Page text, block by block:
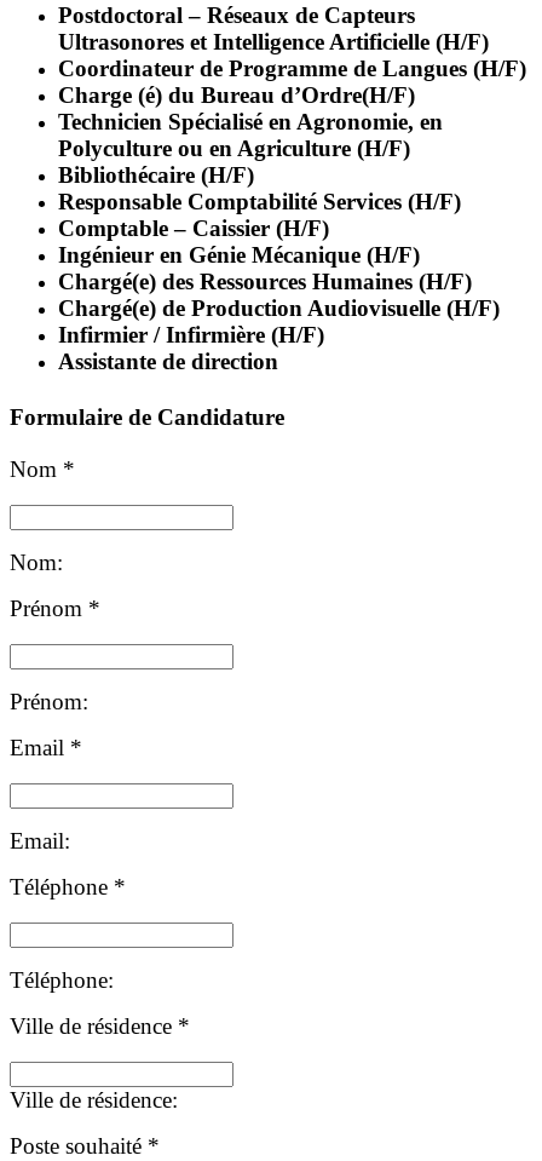
Postdoctoral – Réseaux de Capteurs
Ultrasonores et Intelligence Artificielle (H/F)
Coordinateur de Programme de Langues (H/F)
Charge (é) du Bureau d’Ordre(H/F)
Technicien Spécialisé en Agronomie, en
Polyculture ou en Agriculture (H/F)
Bibliothécaire (H/F)
Responsable Comptabilité Services (H/F)
Comptable – Caissier (H/F)
Ingénieur en Génie Mécanique (H/F)
Chargé(e) des Ressources Humaines (H/F)
Chargé(e) de Production Audiovisuelle (H/F)
Infirmier / Infirmière (H/F)
Assistante de direction
Formulaire de Candidature
Nom *
Nom:
Prénom *
Prénom:
Email *
Email:
Téléphone *
Téléphone:
Ville de résidence *
Ville de résidence:
Poste souhaité *